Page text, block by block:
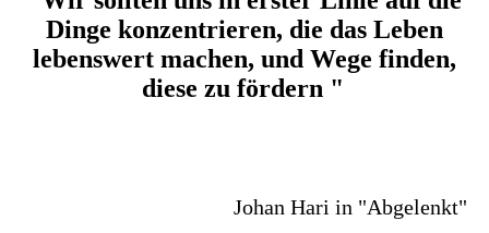
Dinge konzentrieren, die das Leben
lebenswert machen, und Wege finden,
diese zu fördern "
Johan Hari in "Abgelenkt"